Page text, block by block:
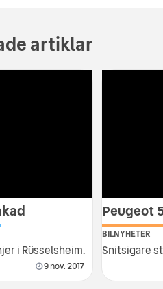
artiklar
i Rüsselsheim.
9 nov. 2017
Peugeot
BILNYHETER
Snitsigare